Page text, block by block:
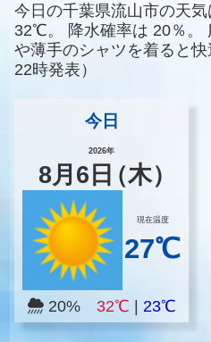
今日の千葉県流山市の天気
32℃。
降水確率は 20％。
や薄手のシャツを着ると快
22時発表）
今日
2026年
8月 6 日（木）
現在温度
27℃
20% 32℃ 23℃